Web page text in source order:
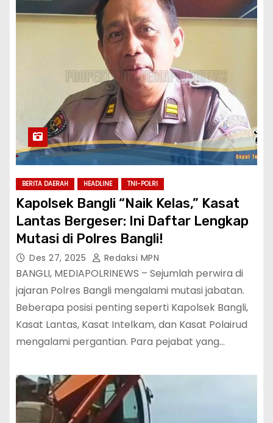
BERITA DAERAH HEADLINE TNI-POLRI
Kapolsek Bangli “Naik Kelas,” Kasat
Lantas Bergeser: Ini Daftar Lengkap
Mutasi di Polres Bangli!
Des 27, 2025 Redaksi MPN
BANGLI, MEDIAPOLRINEWS – Sejumlah perwira di
jajaran Polres Bangli mengalami mutasi jabatan.
Beberapa posisi penting seperti Kapolsek Bangli,
Kasat Lantas, Kasat Intelkam, dan Kasat Polairud
mengalami pergantian. Para pejabat yang…